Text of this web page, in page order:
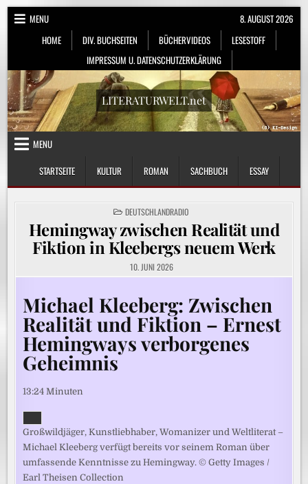
Skip
MENU
HOME
DIV. BUCHSEITEN BÜCHERVIDEOS
LESESTOFF
IMPRESSUM U. DATENSCHUTZERKLÄRUNG
8. AUGUST 2026
LITERATURWELT.net
MENU
STARTSEITE
KULTUR ROMAN SACHBUCH ESSAY
POSTED
IN
DEUTSCHLANDRADIO
Hemingway zwischen Realität und
Fiktion in Kleebergs neuem Werk
10. JUNI 2026
Michael Kleeberg: Zwischen
Realität und Fiktion – Ernest
Hemingways verborgenes
Geheimnis
13:24 Minuten
Großwildjäger, Kunstliebhaber, Womanizer und Weltliterat –
Michael Kleeberg verfügt bereits vor seinem Roman über
umfassende Kenntnisse zu Hemingway. © Getty Images /
Earl Theisen Collection